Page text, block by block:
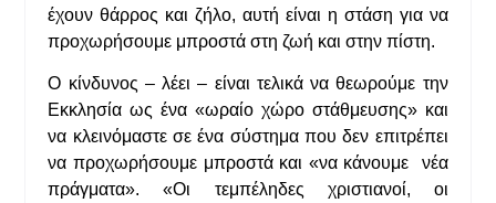
έχουν θάρρος και ζήλο, αυτή είναι η στάση για να
προχωρήσουμε μπροστά στη ζωή και στην πίστη.
Ο κίνδυνος – λέει – είναι τελικά να θεωρούμε την
Εκκλησία ως ένα «ωραίο χώρο στάθμευσης» και
να κλεινόμαστε σε ένα σύστημα που δεν επιτρέπει
να προχωρήσουμε μπροστά και «να κάνουμε νέα
πράγματα». «Οι τεμπέληδες χριστιανοί, οι